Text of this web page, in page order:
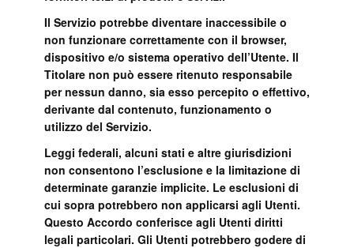
Il Servizio potrebbe diventare inaccessibile o
non funzionare correttamente con il browser,
dispositivo e/o sistema operativo dell’Utente. Il
Titolare non può essere ritenuto responsabile
per nessun danno, sia esso percepito o effettivo,
derivante dal contenuto, funzionamento o
utilizzo del Servizio.
Leggi federali, alcuni stati e altre giurisdizioni
non consentono l’esclusione e la limitazione di
determinate garanzie implicite. Le esclusioni di
cui sopra potrebbero non applicarsi agli Utenti.
Questo Accordo conferisce agli Utenti diritti
legali particolari. Gli Utenti potrebbero godere di